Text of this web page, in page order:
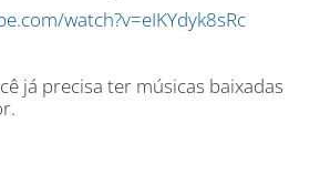
watch?v=eIKYdyk8sRc
já precisa ter músicas baixadas